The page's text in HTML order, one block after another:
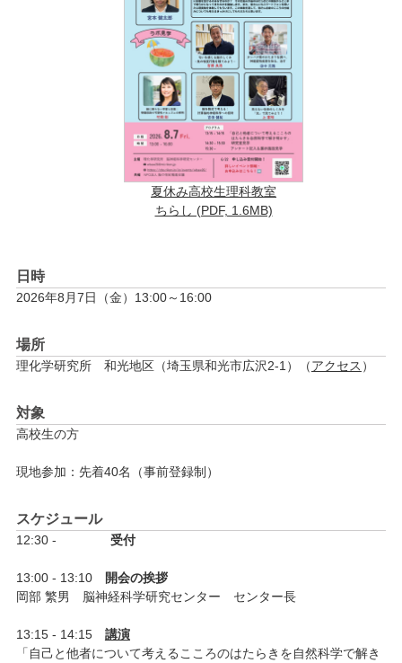
夏休み高校生理科教室
ちらし (PDF, 1.6MB)
日時
2026年8月7日（金）13:00～16:00
場所
理化学研究所 和光地区（埼玉県和光市広沢2-1） （アクセス ）
対象
高校生の方
現地参加：先着40名（事前登録制）
スケジュール
12:30 - 受付
13:00 - 13:10
開会の挨拶
岡部 繁男 脳神経科学研究センター センター長
13:15 - 14:15 講演
「自己と他者について考えるこころのはたらきを自然科学で解き